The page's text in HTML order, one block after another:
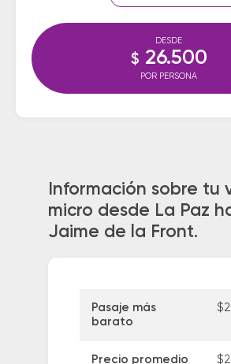
DESDE
$ 26.500
POR PERSONA
Información sobre tu
micro desde La Paz
Jaime de la Front.
Pasaje más
barato
Precio promedio